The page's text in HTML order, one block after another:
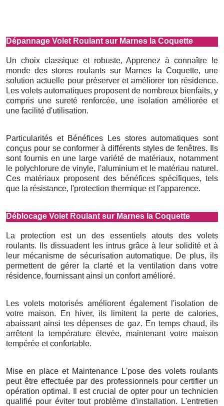
Dépannage Volet Roulant sur Marnes la Coquette
Un choix classique et robuste, Apprenez à connaître le
monde des stores roulants sur Marnes la Coquette, une
solution actuelle pour préserver et améliorer ton résidence.
Les volets automatiques proposent de nombreux bienfaits, y
compris une sureté renforcée, une isolation améliorée et
une facilité d'utilisation.
Particularités et Bénéfices Les stores automatiques sont
conçus pour se conformer à différents styles de fenêtres. Ils
sont fournis en une large variété de matériaux, notamment
le polychlorure de vinyle, l'aluminium et le matériau naturel.
Ces matériaux proposent des bénéfices spécifiques, tels
que la résistance, l'protection thermique et l'apparence.
Déblocage Volet Roulant sur Marnes la Coquette
La protection est un des essentiels atouts des volets
roulants. Ils dissuadent les intrus grâce à leur solidité et à
leur mécanisme de sécurisation automatique. De plus, ils
permettent de gérer la clarté et la ventilation dans votre
résidence, fournissant ainsi un confort amélioré.
Les volets motorisés améliorent également l'isolation de
votre maison. En hiver, ils limitent la perte de calories,
abaissant ainsi tes dépenses de gaz. En temps chaud, ils
arrêtent la température élevée, maintenant votre maison
tempérée et confortable.
Mise en place et Maintenance L'pose des volets roulants
peut être effectuée par des professionnels pour certifier un
opération optimal. Il est crucial de opter pour un technicien
qualifié pour éviter tout problème d'installation. L'entretien